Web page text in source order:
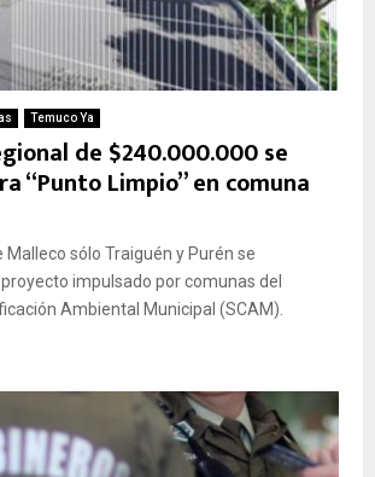
Temuco Ya
de $240.000.000 se
“Punto Limpio” en comuna
Malleco sólo Traiguén y Purén se
impulsado por comunas del
Ambiental Municipal (SCAM).